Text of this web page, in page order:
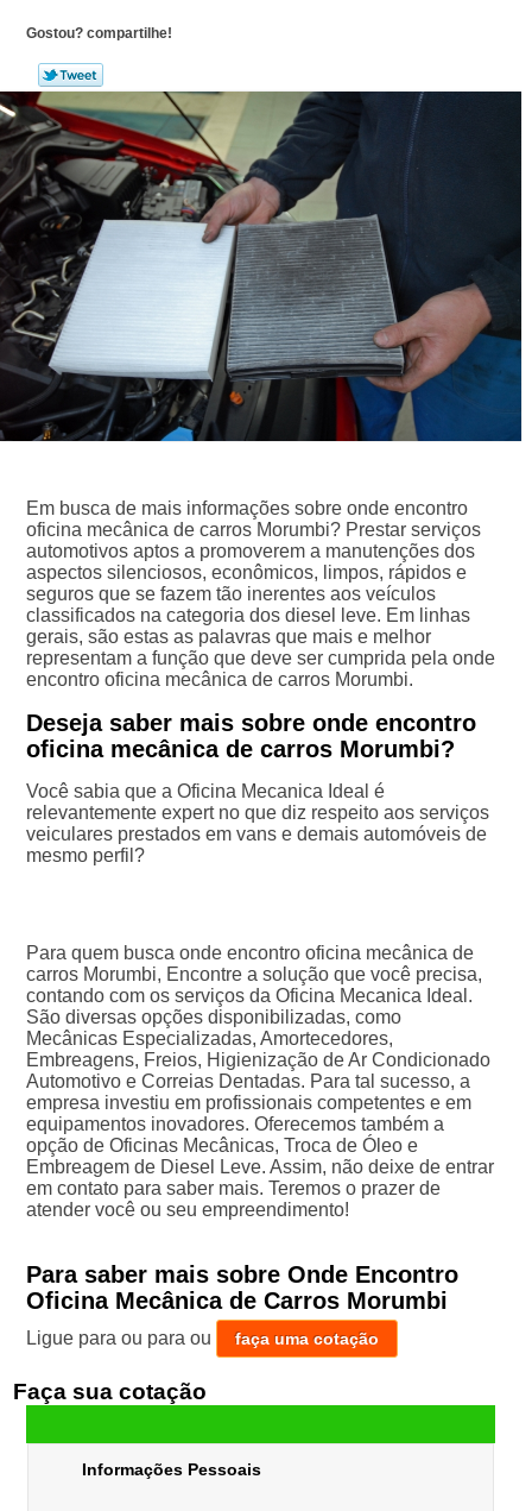
Gostou? compartilhe!
Em busca de mais informações sobre onde encontro
oficina mecânica de carros Morumbi? Prestar serviços
automotivos aptos a promoverem a manutenções dos
aspectos silenciosos, econômicos, limpos, rápidos e
seguros que se fazem tão inerentes aos veículos
classificados na categoria dos diesel leve. Em linhas
gerais, são estas as palavras que mais e melhor
representam a função que deve ser cumprida pela onde
encontro oficina mecânica de carros Morumbi.
Deseja saber mais sobre onde encontro
oficina mecânica de carros Morumbi?
Você sabia que a Oficina Mecanica Ideal é
relevantemente expert no que diz respeito aos serviços
veiculares prestados em vans e demais automóveis de
mesmo perfil?
Para quem busca onde encontro oficina mecânica de
carros Morumbi, Encontre a solução que você precisa,
contando com os serviços da Oficina Mecanica Ideal.
São diversas opções disponibilizadas, como
Mecânicas Especializadas, Amortecedores,
Embreagens, Freios, Higienização de Ar Condicionado
Automotivo e Correias Dentadas. Para tal sucesso, a
empresa investiu em profissionais competentes e em
equipamentos inovadores. Oferecemos também a
opção de Oficinas Mecânicas, Troca de Óleo e
Embreagem de Diesel Leve. Assim, não deixe de entrar
em contato para saber mais. Teremos o prazer de
atender você ou seu empreendimento!
Para saber mais sobre Onde Encontro
Oficina Mecânica de Carros Morumbi
Ligue para ou para ou faça uma cotação
Faça sua cotação
Informações Pessoais